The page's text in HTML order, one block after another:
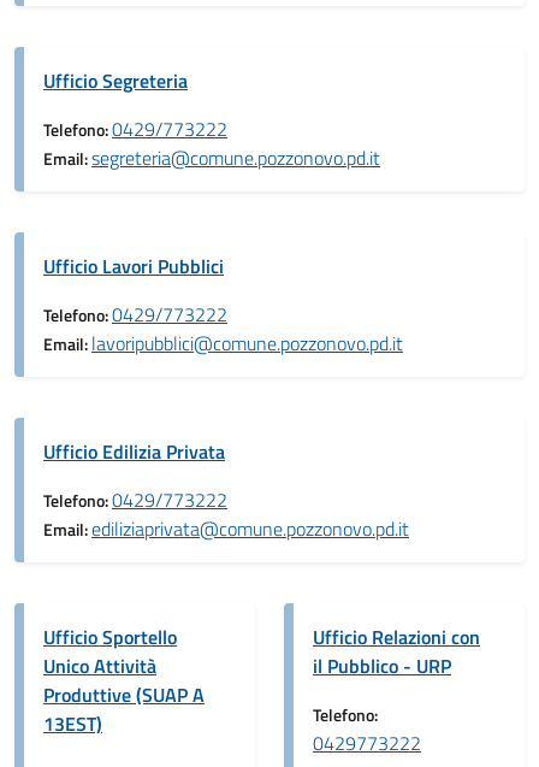
Ufficio Segreteria
Telefono:0429/773222
Email:segreteria@comune.pozzonovo.pd.it
Ufficio Lavori Pubblici
Telefono:0429/773222
Email:lavoripubblici@comune.pozzonovo.pd.it
Ufficio Edilizia Privata
Telefono:0429/773222
Email:ediliziaprivata@comune.pozzonovo.pd.it
Ufficio Sportello
Unico Attività
Produttive (SUAP A
13EST)
Ufficio Relazioni con
il Pubblico - URP
Telefono:
0429773222